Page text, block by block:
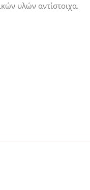
υλών αντίστοιχα.